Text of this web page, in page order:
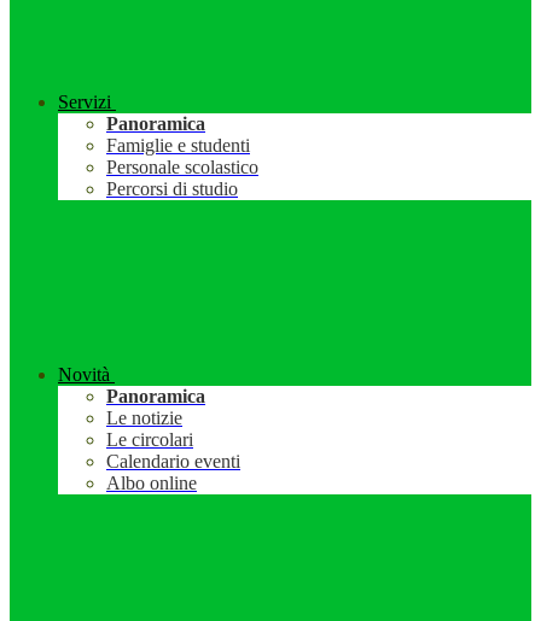
Servizi
Panoramica
Famiglie e studenti
Personale scolastico
Percorsi di studio
Novità
Panoramica
Le notizie
Le circolari
Calendario eventi
Albo online